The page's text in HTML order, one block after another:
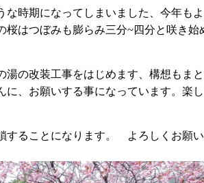
時期になってしまいました、今年もよ
はつぼみも膨らみ三分~四分と咲き始
の改装工事をはじめます、構想もま
、お願いする事になっています。楽
することになります。 よろしくお願